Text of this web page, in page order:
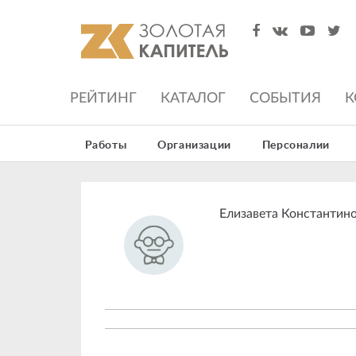
РЕЙТИНГ КАТАЛОГ СОБЫТИЯ
Работы Организации Персоналии
Елизавета